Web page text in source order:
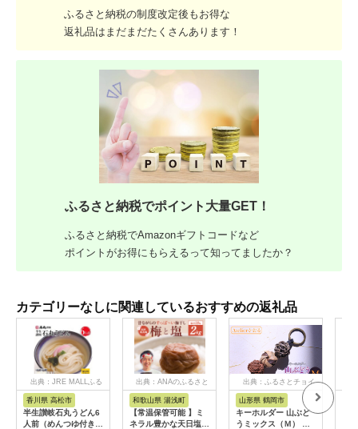
ふるさと納税の制度改定後もお得な
返礼品はまだまだたくさんあります！
ふるさと納税でポイント大量GET！
ふるさと納税でAmazonギフトコードなど
ポイントがお得にもらえるって知ってましたか？
カテゴリーなしに関連しているおすすめの返礼品
出典：JRE MALLふる
さと納税
香川県 高松市
半生讃岐石丸うどん6
人前（めんつゆ付き）
出典：ANAのふるさと
和歌山県 湯浅町
【常温保管可能 】ミ
ネラル豊かな天日塩だ
出典：ふるさとチョイ
山形県 鶴岡市
キーホルダー 山ぶど
うミックス（Ｍ） 山